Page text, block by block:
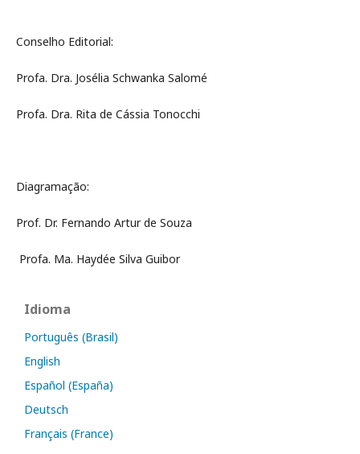
Conselho Editorial:
Profa. Dra. Josélia Schwanka Salomé
Profa. Dra. Rita de Cássia Tonocchi
Diagramação:
Prof. Dr. Fernando Artur de Souza
Profa. Ma. Haydée Silva Guibor
Idioma
Português (Brasil)
English
Español (España)
Deutsch
Français (France)